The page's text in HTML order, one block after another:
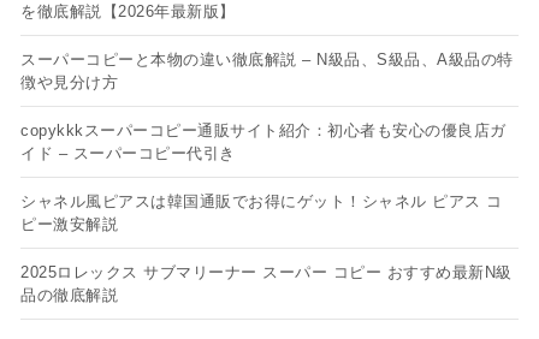
を徹底解説【2026年最新版】
スーパーコピーと本物の違い徹底解説 – N級品、S級品、A級品の特
徴や見分け方
copykkkスーパーコピー通販サイト紹介：初心者も安心の優良店ガ
イド – スーパーコピー代引き
シャネル風ピアスは韓国通販でお得にゲット！シャネル ピアス コ
ピー​激安解説
2025ロレックス サブマリーナー スーパー コピー おすすめ最新N級
品の徹底解説